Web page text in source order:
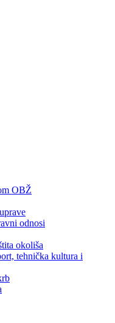
OBŽ
odnosi
okoliša
tehnička kultura i